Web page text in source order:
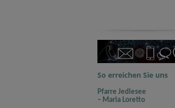
So erreichen Sie uns
Pfarre Jedlesee
– Maria Loretto